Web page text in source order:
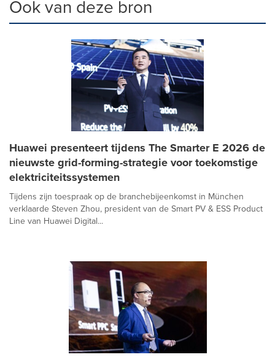
Ook van deze bron
Huawei presenteert tijdens The Smarter E 2026 de
nieuwste grid-forming-strategie voor toekomstige
elektriciteitssystemen
Tijdens zijn toespraak op de branchebijeenkomst in München
verklaarde Steven Zhou, president van de Smart PV & ESS Product
Line van Huawei Digital...